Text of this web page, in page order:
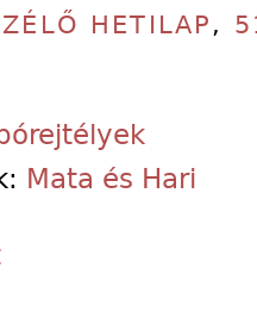
HETILAP ,
Mata és Hari